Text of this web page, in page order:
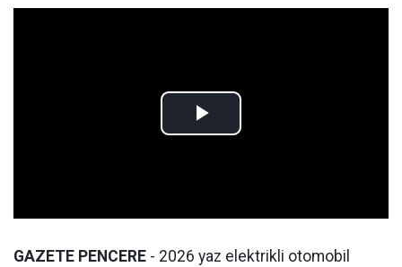
GAZETE PENCERE - 2026 yaz elektrikli otomobil